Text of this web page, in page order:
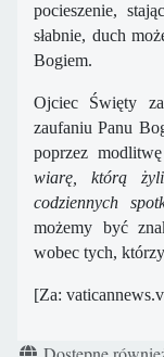
pocieszenie,
słabnie, duch
Bogiem.
Ojciec Święty
zaufaniu Panu
poprzez
wiarę, którą
codziennych
możemy być
wobec tych,
[Za:
Szczegóły